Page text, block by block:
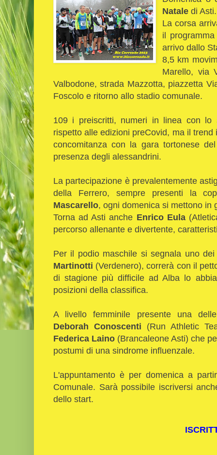
Natale di Asti.
La corsa
il
arrivo dallo
8,5 km
Marello, via
Valbodone, strada Mazzotta, piazzetta
Foscolo e ritorno allo stadio comunale.
109 i preiscritti, numeri in linea con lo
rispetto alle edizioni preCovid, ma il
concomitanza con la gara tortonese
presenza degli alessandrini.
La partecipazione è prevalentemente
della Ferrero, sempre presenti la
Mascarello, ogni domenica si mettono in
Torna ad Asti anche Enrico Eula
percorso allenante e divertente,
Per il podio maschile si segnala uno
Martinotti (Verdenero), correrà con il
di stagione più difficile ad Alba lo
posizioni della classifica.
A livello femminile presente una
Deborah Conoscenti (Run Athletic
Federica Laino (Brancaleone Asti) che
postumi di una sindrome influenzale.
L'appuntamento è per domenica a
Comunale. Sarà possibile iscriversi
dello start.